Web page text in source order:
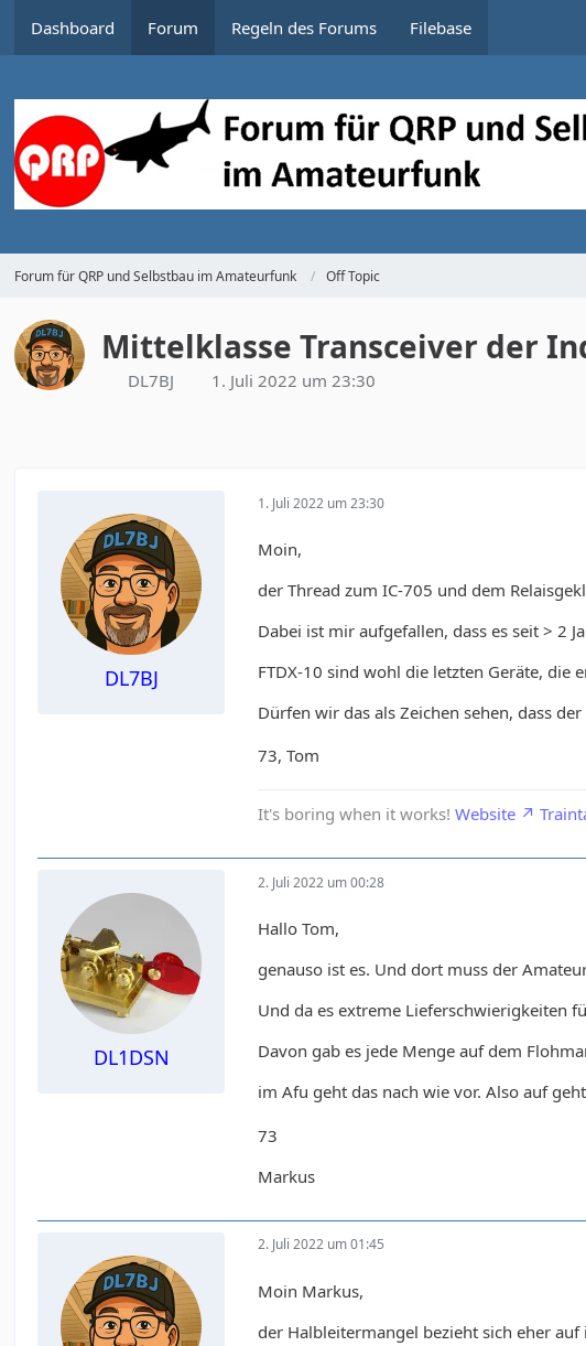
Dashboard Forum Regeln des Forums Filebase
Forum für QRP und Selbstbau im Amateurfunk Off Topic
Mittelklasse Transceiver der
DL7BJ 1. Juli 2022 um 23:30
DL7BJ
1. Juli 2022 um 23:30
Moin,
der Thread zum IC-705 und dem
Dabei ist mir aufgefallen, dass es seit > 2
FTDX-10 sind wohl die letzten Geräte, die
Dürfen wir das als Zeichen sehen, dass
73, Tom
It's boring when it works!Website
DL1DSN
2. Juli 2022 um 00:28
Hallo Tom,
genauso ist es. Und dort muss der
Und da es extreme Lieferschwierigkeiten
Davon gab es jede Menge auf dem
im Afu geht das nach wie vor. Also auf
73
Markus
2. Juli 2022 um 01:45
Moin Markus,
der Halbleitermangel bezieht sich eher